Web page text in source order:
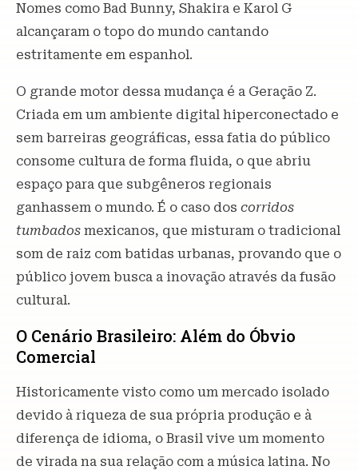
Nomes como Bad Bunny, Shakira e Karol G
alcançaram o topo do mundo cantando
estritamente em espanhol.
O grande motor dessa mudança é a Geração Z.
Criada em um ambiente digital hiperconectado e
sem barreiras geográficas, essa fatia do público
consome cultura de forma fluida, o que abriu
espaço para que subgêneros regionais
ganhassem o mundo. É o caso dos corridos
tumbados mexicanos, que misturam o tradicional
som de raiz com batidas urbanas, provando que o
público jovem busca a inovação através da fusão
cultural.
O Cenário Brasileiro: Além do Óbvio
Comercial
Historicamente visto como um mercado isolado
devido à riqueza de sua própria produção e à
diferença de idioma, o Brasil vive um momento
de virada na sua relação com a música latina. No